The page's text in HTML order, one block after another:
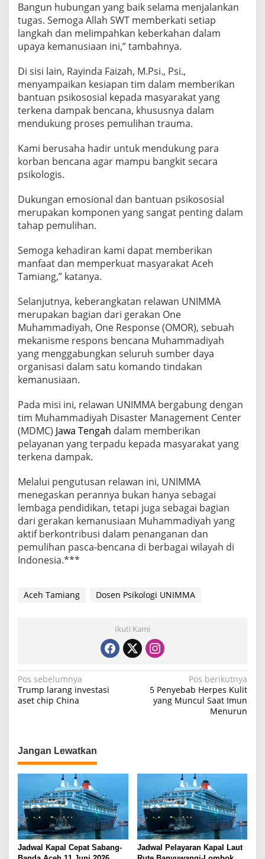
Bangun hubungan yang baik selama menjalankan
tugas. Semoga Allah SWT memberkati setiap
langkah dan melimpahkan keberkahan dalam
upaya kemanusiaan ini,” tambahnya.
Di sisi lain, Rayinda Faizah, M.Psi., Psi.,
menyampaikan kesiapan tim dalam memberikan
bantuan psikososial kepada masyarakat yang
terkena dampak bencana, khususnya dalam
mendukung proses pemulihan trauma.
Kami berusaha hadir untuk mendukung para
korban bencana agar mampu bangkit secara
psikologis.
Dukungan emosional dan bantuan psikososial
merupakan komponen yang sangat penting dalam
tahap pemulihan.
Semoga kehadiran kami dapat memberikan
manfaat dan memperkuat masyarakat Aceh
Tamiang,” katanya.
Selanjutnya, keberangkatan relawan UNIMMA
merupakan bagian dari gerakan One
Muhammadiyah, One Response (OMOR), sebuah
mekanisme respons bencana Muhammadiyah
yang menggabungkan seluruh sumber daya
organisasi dalam satu komando tindakan
kemanusiaan.
Pada misi ini, relawan UNIMMA bergabung dengan
tim Muhammadiyah Disaster Management Center
(MDMC) Jawa Tengah dalam memberikan
pelayanan yang terpadu kepada masyarakat yang
terkena dampak.
Melalui pengutusan relawan ini, UNIMMA
menegaskan perannya bukan hanya sebagai
lembaga pendidikan, tetapi juga sebagai bagian
dari gerakan kemanusiaan Muhammadiyah yang
aktif berkontribusi dalam penanganan dan
pemulihan pasca-bencana di berbagai wilayah di
Indonesia.***
Aceh Tamiang Dosen Psikologi UNIMMA
Ikuti Kami
N
a
g
a
p
o
s
Pos sebelumnya
Trump larang investasi
aset chip China
Pos berikutnya
5 Penyebab Herpes Kulit
yang Muncul Saat Imun
Menurun
Jangan Lewatkan
Jadwal Kapal Cepat Sabang-
Jadwal Pelayaran Kapal Laut